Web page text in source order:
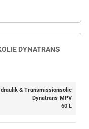
DYNATRANS
& Transmissionsolie
Dynatrans MPV
60 L